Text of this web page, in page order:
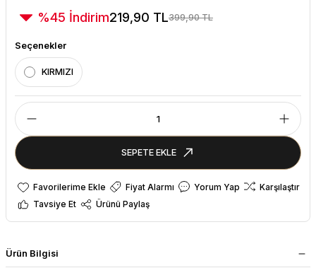
%45 İndirim219,90 TL399,90 TL
Seçenekler
KIRMIZI
SEPETE EKLE
Fiyat Alarmı Yorum Yap
Karşılaştır
Tavsiye Et
Ürünü Paylaş
Ürün Bilgisi